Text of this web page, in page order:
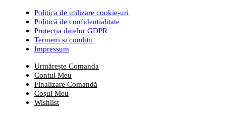
Politica de utilizare cookie-uri
Politică de confidențialitate
Protecția datelor GDPR
Termeni și condiții
Impressum
Urmărește Comanda
Contul Meu
Finalizare Comandă
Coșul Meu
Wishlist